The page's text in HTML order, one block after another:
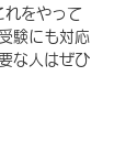
れをやって
験にも対応
な人はぜひ